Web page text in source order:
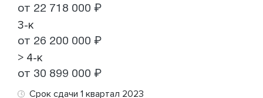
от 22 718 000 ₽
3-к
от 26 200 000 ₽
> 4-к
от 30 899 000 ₽
Срок сдачи 1 квартал 2023